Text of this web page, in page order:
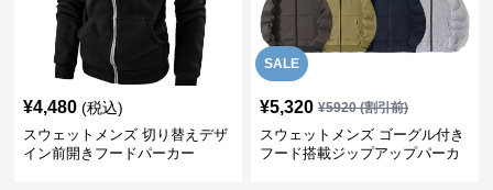
¥4,480 (税込)
スウェットメンズ 切り替えデザ
イン前開きフードパーカー
SALE
¥5,320 ¥5920(割引前)
スウェットメンズ ゴーグル付き
フード搭載ジップアップパーカ